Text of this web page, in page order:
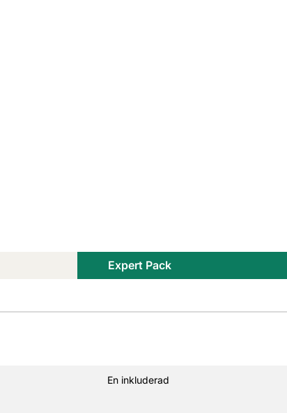
Expert Pack
En inkluderad